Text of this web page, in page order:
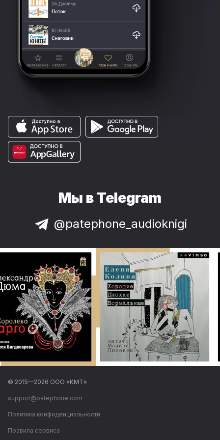
Мы в Telegram
@patephone_audioknigi
© 2015—2026 ООО «КМТ»
support@patephone.com
Политика конфиденциальности
Правила сервиса